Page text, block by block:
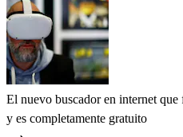
El nuevo buscador en internet
y es completamente gratuito